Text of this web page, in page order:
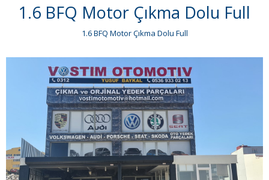
1.6 BFQ Motor Çıkma Dolu Full
1.6 BFQ Motor Çıkma Dolu Full